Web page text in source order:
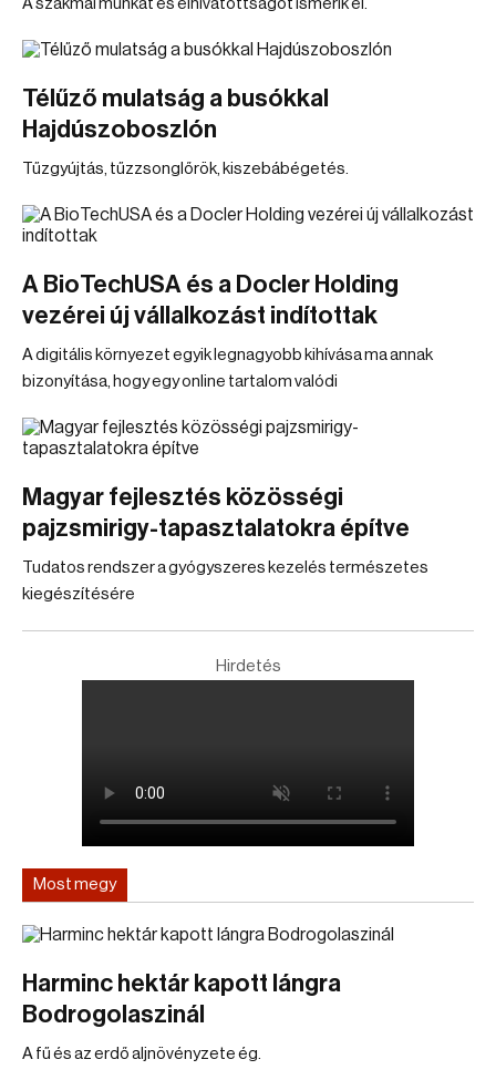
A szakmai munkát és elhivatottságot ismerik el.
Télűző mulatság a busókkal
Hajdúszoboszlón
Tűzgyújtás, tűzzsonglőrök, kiszebábégetés.
A BioTechUSA és a Docler Holding
vezérei új vállalkozást indítottak
A digitális környezet egyik legnagyobb kihívása ma annak
bizonyítása, hogy egy online tartalom valódi
Magyar fejlesztés közösségi
pajzsmirigy-tapasztalatokra építve
Tudatos rendszer a gyógyszeres kezelés természetes
kiegészítésére
Hirdetés
Most megy
Harminc hektár kapott lángra
Bodrogolaszinál
A fű és az erdő aljnövényzete ég.